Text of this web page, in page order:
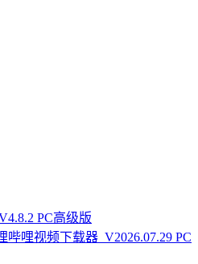
PC高级版
哩视频下载器_V2026.07.29 PC